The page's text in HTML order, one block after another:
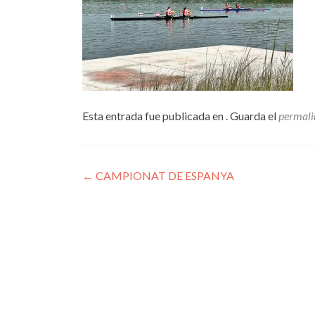
Esta entrada fue publicada en . Guarda el
Navegación
← CAMPIONAT DE ESPANYA